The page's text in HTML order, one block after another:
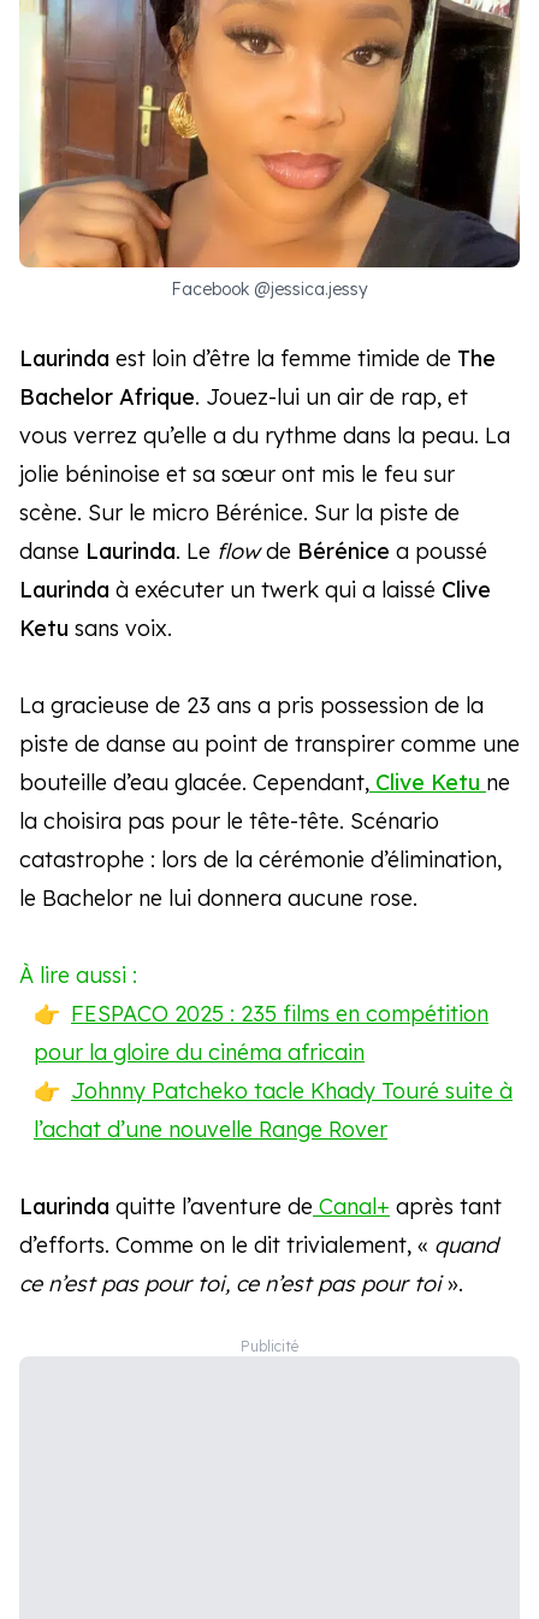
Facebook @jessica.jessy
Laurinda est loin d’être la femme timide de The
Bachelor Afrique. Jouez-lui un air de rap, et
vous verrez qu’elle a du rythme dans la peau. La
jolie béninoise et sa sœur ont mis le feu sur
scène. Sur le micro Bérénice. Sur la piste de
danse Laurinda. Le flowde Bérénice a poussé
Laurinda à exécuter un twerk qui a laissé Clive
Ketu sans voix.
La gracieuse de 23 ans a pris possession de la
piste de danse au point de transpirer comme une
bouteille d’eau glacée. Cependant, Clive Ketu ne
la choisira pas pour le tête-tête. Scénario
catastrophe : lors de la cérémonie d’élimination,
le Bachelor ne lui donnera aucune rose.
Laurinda quitte l’aventure de Canal+ après tant
d’efforts. Comme on le dit trivialement, « quand
ce n’est pas pour toi, ce n’est pas pour toi».
À lire aussi :
FESPACO 2025 : 235 films en compétition
pour la gloire du cinéma africain
Johnny Patcheko tacle Khady Touré suite à
l’achat d’une nouvelle Range Rover